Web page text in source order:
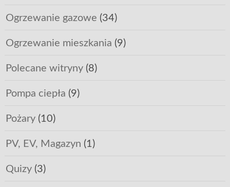
Ogrzewanie gazowe (34)
Ogrzewanie mieszkania (9)
Polecane witryny(8)
Pompa ciepła (9)
Pożary(10)
PV, EV, Magazyn (1)
Quizy(3)